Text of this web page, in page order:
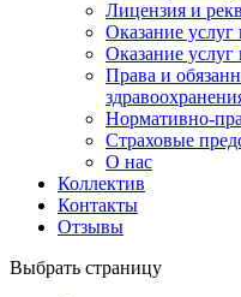
Лицензия и
Оказание
Оказание
Права и
Нормативно-
Страховые
О нас
Коллектив
Контакты
Отзывы
Выбрать страницу